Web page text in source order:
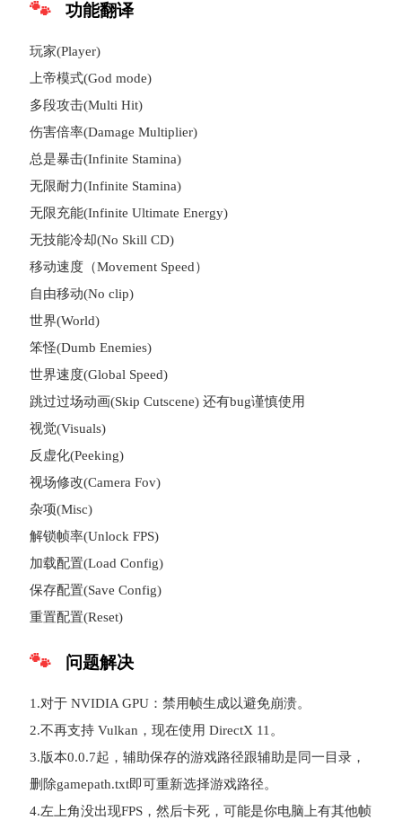
功能翻译
玩家(Player)
上帝模式(God mode)
多段攻击(Multi Hit)
伤害倍率(Damage Multiplier)
总是暴击(Infinite Stamina)
无限耐力(Infinite Stamina)
无限充能(Infinite Ultimate Energy)
无技能冷却(No Skill CD)
移动速度（Movement Speed）
自由移动(No clip)
世界(World)
笨怪(Dumb Enemies)
世界速度(Global Speed)
跳过过场动画(Skip Cutscene) 还有bug谨慎使用
视觉(Visuals)
反虚化(Peeking)
视场修改(Camera Fov)
杂项(Misc)
解锁帧率(Unlock FPS)
加载配置(Load Config)
保存配置(Save Config)
重置配置(Reset)
问题解决
1.对于 NVIDIA GPU：禁用帧生成以避免崩溃。
2.不再支持 Vulkan，现在使用 DirectX 11。
3.版本0.0.7起，辅助保存的游戏路径跟辅助是同一目录，
删除gamepath.txt即可重新选择游戏路径。
4.左上角没出现FPS，然后卡死，可能是你电脑上有其他帧